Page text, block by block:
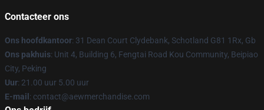
Contacteer ons
Ons hoofdkantoor: 31 Dean Court Clydebank, Schotland G81 1Rx, Gb
Ons pakhuis: Unit 4, Building 6, Fengtai Road Kou Community, Beipiao
City, Peking
Uur: 21.00 uur 5.00 uur
E-mail : contact@aewmerchandise.com